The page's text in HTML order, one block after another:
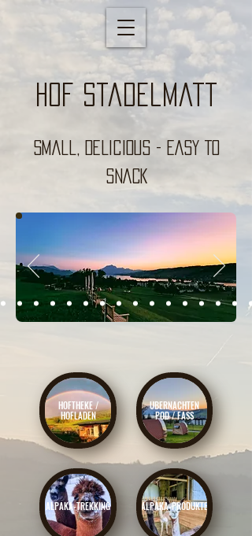
Hof Stadelmatt
small, DELICIOUS - EASY TO
SNACK
HOFTHEKE /
HOFLADEN
ÜBERNACHTEN
POD / FASS
ALPAKA-TREKKING ALPAKA-PRODUKTE